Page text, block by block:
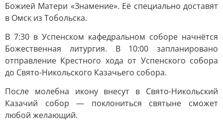
Божией Матери «Знамение». Её специально доставят
в Омск из Тобольска.
В 7:30 в Успенском кафедральном соборе начнётся
Божественная литургия. В 10:00 запланировано
отправление Крестного хода от Успенского собора
до Свято-Никольского Казачьего собора.
После молебна икону внесут в Свято-Никольский
Казачий собор — поклониться святыне сможет
любой желающий.